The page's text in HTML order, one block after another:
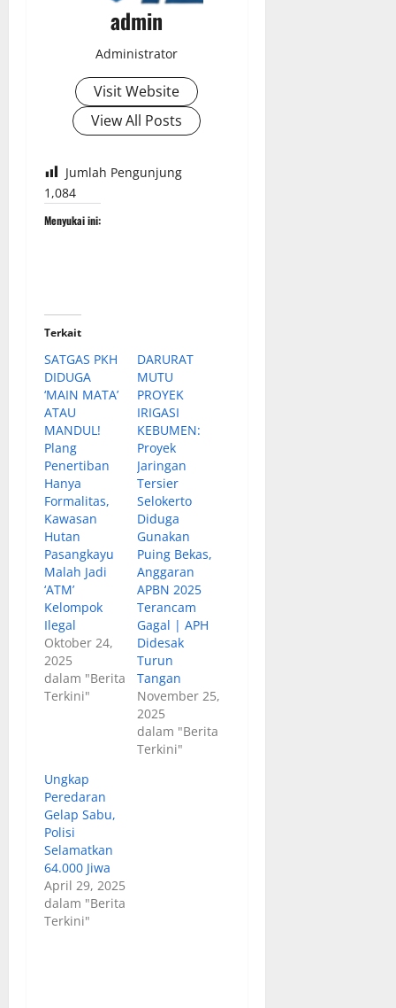
admin
Administrator
Visit Website
View All Posts
Jumlah Pengunjung
1,084
Menyukai ini:
Terkait
SATGAS PKH
DIDUGA
‘MAIN MATA’
ATAU
MANDUL!
Plang
Penertiban
Hanya
Formalitas,
Kawasan
Hutan
Pasangkayu
Malah Jadi
‘ATM’
Kelompok
Ilegal
Oktober 24,
2025
dalam "Berita
Terkini"
DARURAT
MUTU
PROYEK
IRIGASI
KEBUMEN:
Proyek
Jaringan
Tersier
Selokerto
Diduga
Gunakan
Puing Bekas,
Anggaran
APBN 2025
Terancam
Gagal | APH
Didesak
Turun
Tangan
November 25,
2025
dalam "Berita
Terkini"
Ungkap
Peredaran
Gelap Sabu,
Polisi
Selamatkan
64.000 Jiwa
April 29, 2025
dalam "Berita
Terkini"